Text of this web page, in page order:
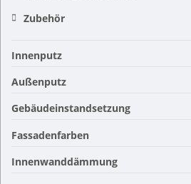
Zubehör
Innenputz
Außenputz
Gebäudeinstandsetzung
Fassadenfarben
Innenwanddämmung